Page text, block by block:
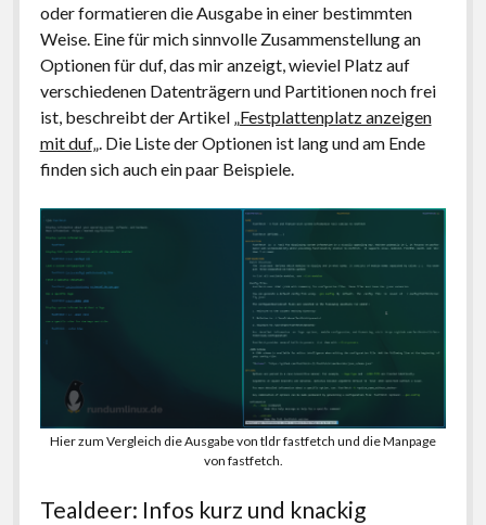
oder formatieren die Ausgabe in einer bestimmten
Weise. Eine für mich sinnvolle Zusammenstellung an
Optionen für duf, das mir anzeigt, wieviel Platz auf
verschiedenen Datenträgern und Partitionen noch frei
ist, beschreibt der Artikel „ Festplattenplatz anzeigen
mit duf„. Die Liste der Optionen ist lang und am Ende
finden sich auch ein paar Beispiele.
Hier zum Vergleich die Ausgabe von tldr fastfetch und die Manpage
von fastfetch.
Tealdeer: Infos kurz und knackig